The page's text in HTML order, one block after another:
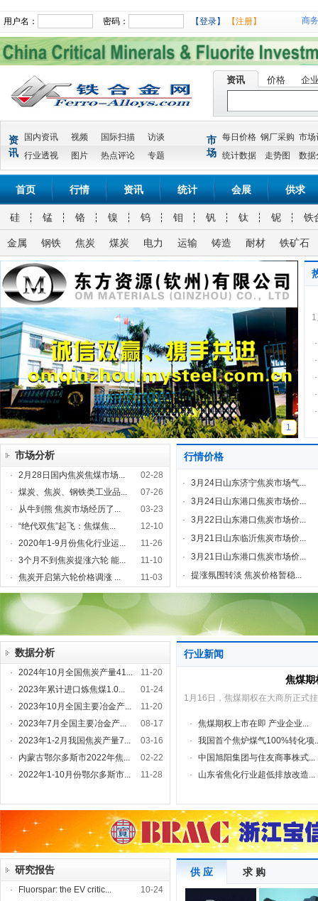
用户名： 密码： 【登录】 【注册】 商
资讯 价格 企
资
讯
国内资讯 视频 国际扫描
访谈
行业透视
图片 热点评论 专题
市
场
每日价格 钢厂采购 市场
统计数据
走势图 数据
首页 行情 资讯 统计 会展 供求
硅 锰 铬 镍 钨 钼 钒 钛 铌 铁
金属 钢铁 焦炭 煤炭 电力 运输 铸造 耐材 铁矿石
1
·
·
·
·
·
市场分析
· 2月28日国内焦炭焦煤市场...
02-28
·
煤炭、焦炭、钢铁类工业品...
07-26
·
从牛到熊 焦炭市场经历了...
03-23
·
“绝代双焦”起飞：焦煤焦...
12-10
·
2020年1-9月份焦化行业运...
11-26
·
3个月不到焦炭提涨六轮 能...
11-10
·
焦炭开启第六轮价格调涨 ... 11-03
行情价格
·
3月24日山东济宁焦炭市场气...
·
3月24日山东港口焦炭市场价...
·
3月22日山东港口焦炭市场价...
·
3月21日山东临沂焦炭市场价...
·
3月21日山东港口焦炭市场价...
·
提涨氛围转淡 焦炭价格暂稳...
数据分析
· 2024年10月全国焦炭产量41...
11-20
·
2023年累计进口炼焦煤1.0...
01-24
·
2023年10月全国主要冶金产...
11-20
·
2023年7月全国主要冶金产...
08-17
·
2023年1-2月我国焦炭产量7...
03-16
·
内蒙古鄂尔多斯市2022年焦...
02-22
·
2022年1-10月份鄂尔多斯市... 11-28
行业新闻
焦煤期
1月16日，焦煤期权在大商所正式
·
焦煤期权上市在即 产业企业...
·
我国首个焦炉煤气100%转化项
·
中国旭阳集团与住友商事株式...
·
山东省焦化行业超低排放改造...
研究报告
· Fluorspar: the EV critic...
10-24
供 应 求 购